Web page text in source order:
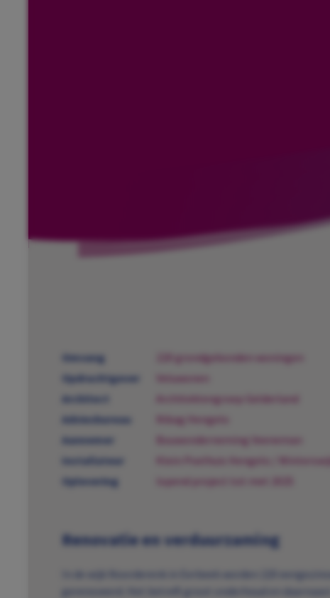
Omvang
220 grondgebonden woningen
Opdrachtgever
Architect
Architektengroep Gelderland
Adviesbureau
Nibag Hengelo
Aannemer
Bouwonderneming Veeneman
Installateur
Klein Poelhuis Hengelo / Winterswijk
Oplevering
Renovatie en verduurzaming